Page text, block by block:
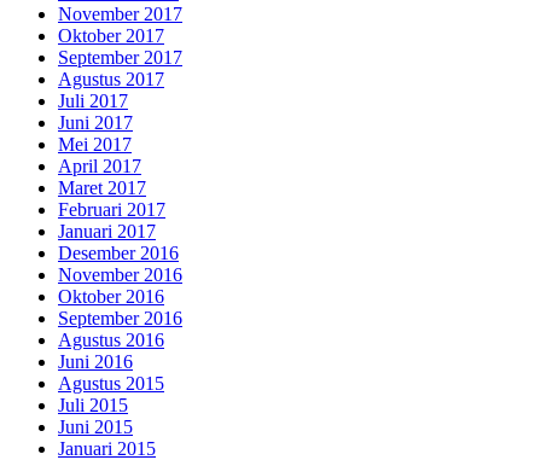
November 2017
Oktober 2017
September 2017
Agustus 2017
Juli 2017
Juni 2017
Mei 2017
April 2017
Maret 2017
Februari 2017
Januari 2017
Desember 2016
November 2016
Oktober 2016
September 2016
Agustus 2016
Juni 2016
Agustus 2015
Juli 2015
Juni 2015
Januari 2015